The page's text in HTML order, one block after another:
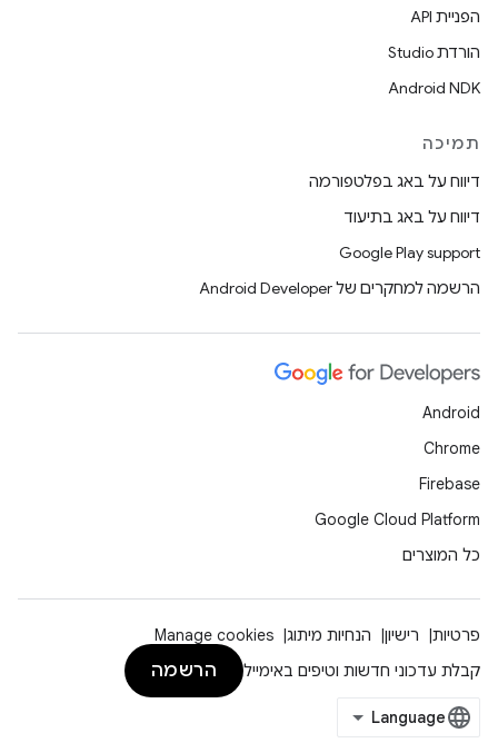
הפניית API
הורדת Studio
Android NDK
תמיכה
דיווח על באג בפלטפורמה
דיווח על באג בתיעוד
Google Play support
הרשמה למחקרים של Android Developer
Android
Chrome
Firebase
Google Cloud Platform
כל המוצרים
פרטיות רישיון הנחיות מיתוג
Manage cookies
קבלת עדכוני חדשות וטיפים באימייל
הרשמה